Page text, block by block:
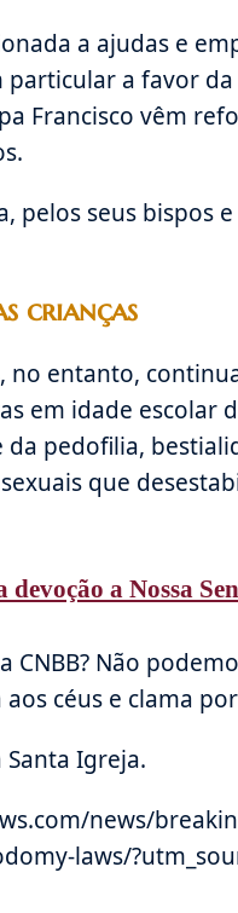
a ajudas e
a favor
Francisco vêm
pelos seus bispos
crianças
no entanto,
em idade escolar
pedofilia,
que
devoção a Nossa
CNBB? Não
céus e clama
Igreja.
news/
laws/